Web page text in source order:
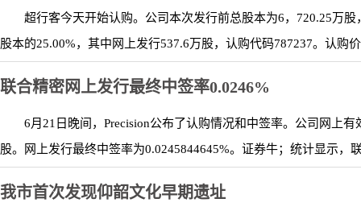
超行客今天开始认购。公司本次发行前总股本为6，720.25万
股本的25.00%，其中网上发行537.6万股，认购代码787237。认购
联合精密网上发行最终中签率0.0246%
6月21日晚间，Precision公布了认购情况和中签率。公司网上
股。网上发行最终中签率为0.0245844645%。证券牛；统计显示，
我市首次发现仰韶文化早期遗址